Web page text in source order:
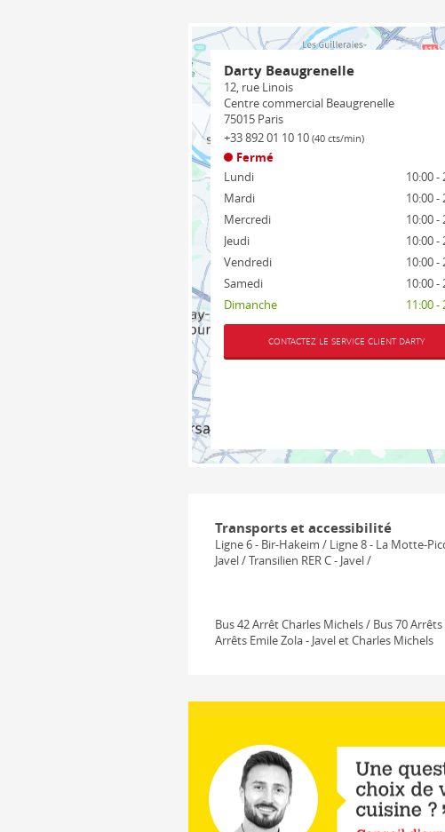
Darty Beaugrenelle
12, rue Linois
Centre commercial Beaugrenelle
75015 Paris
+33 892 01 10 10 (40 cts/min)
Fermé
Lundi
10:00 -
Mardi
10:00 -
Mercredi
10:00 -
Jeudi
10:00 -
Vendredi
10:00 -
Samedi
10:00 -
Dimanche
11:00 -
CONTACTEZ LE SERVICE CLIENT DARTY
Transports et accessibilité
Ligne 6 - Bir-Hakeim / Ligne 8 - La Motte-
Javel / Transilien RER C - Javel /
Bus 42 Arrêt Charles Michels / Bus 70
Arrêts Emile Zola - Javel et Charles Michels